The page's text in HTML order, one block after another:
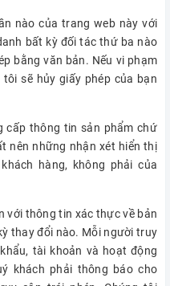
nào của trang web này với
bất kỳ đối tác thứ ba nào
bằng văn bản. Nếu vi phạm
sẽ hủy giấy phép của bạn
cấp thông tin sản phẩm chứ
nên những nhận xét hiển thị
hàng, không phải của
với thông tin xác thực về bản
thay đổi nào. Mỗi người truy
tài khoản và hoạt động
khách phải thông báo cho